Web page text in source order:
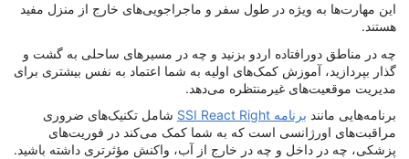
این مهارت‌ها به ویژه در طول سفر و ماجراجویی‌های خارج از منزل مفید
هستند.
چه در مناطق دورافتاده اردو بزنید و چه در مسیرهای ساحلی به گشت و
گذار بپردازید، آموزش کمک‌های اولیه به شما اعتماد به نفس بیشتری برای
مدیریت موقعیت‌های غیرمنتظره می‌دهد.
برنامه‌هایی مانند برنامه SSI React Right
شامل تکنیک‌های ضروری
مراقبت‌های اورژانسی است که به شما کمک می‌کند در فوریت‌های
پزشکی، چه در داخل و چه در خارج از آب، واکنش مؤثرتری داشته باشید.